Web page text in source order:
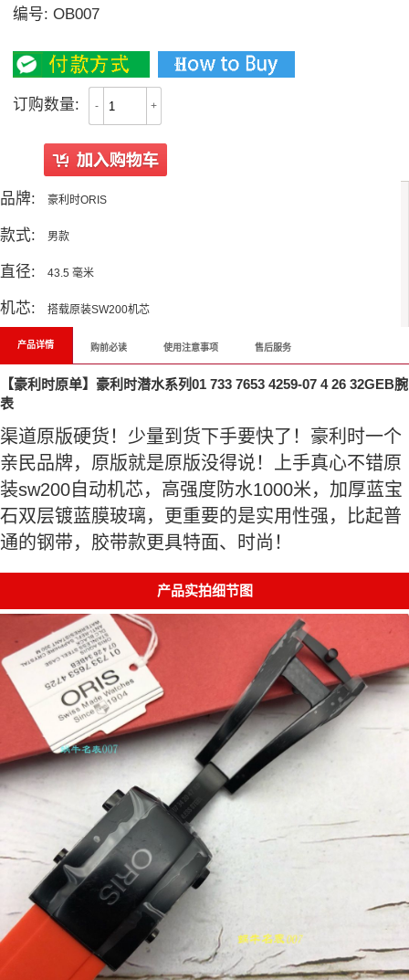
编号:OB007
订购数量: - +
品牌: 豪利时ORIS
款式: 男款
直径: 43.5 毫米
机芯: 搭载原装SW200机芯
产品详情 购前必读 使用注意事项 售后服务
【豪利时原单】豪利时潜水系列01 733 7653 4259-07 4 26 32GEB腕
表
渠道原版硬货！少量到货下手要快了！豪利时一个
亲民品牌，原版就是原版没得说！上手真心不错原
装sw200自动机芯，高强度防水1000米，加厚蓝宝
石双层镀蓝膜玻璃，更重要的是实用性强，比起普
通的钢带，胶带款更具特面、时尚！
产品实拍细节图